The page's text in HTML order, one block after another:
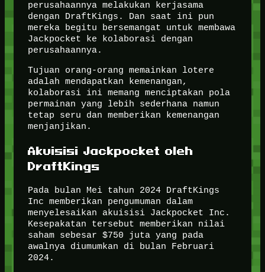
perusahaannya melakukan kerjasama
dengan DraftKings. Dan saat ini pun
mereka begitu bersemangat untuk membawa
Jackpocket ke kolaborasi dengan
perusahaannya.
Tujuan orang-orang memainkan lotere
adalah mendapatkan kemenangan,
kolaborasi ini memang menciptakan pola
permainan yang lebih sederhana namun
tetap seru dan memberikan kemenangan
menjanjikan.
Akuisisi Jackpocket oleh
DraftKings
Pada bulan Mei tahun 2024 DraftKings
Inc memberikan pengumuman dalam
menyelesaikan akuisisi Jackpocket Inc.
Kesepakatan tersebut memberikan nilai
saham sebesar $750 juta yang pada
awalnya diumumkan di bulan Februari
2024.